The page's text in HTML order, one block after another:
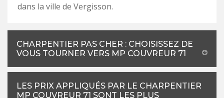
dans la ville de Vergisson.
CHARPENTIER PAS CHER : CHOISISSEZ DE
VOUS TOURNER VERS MP COUVREUR 71
LES PRIX APPLIQUÉS PAR LE CHARPENTIER
MP COUVREUR 71 SONT LES PLUS